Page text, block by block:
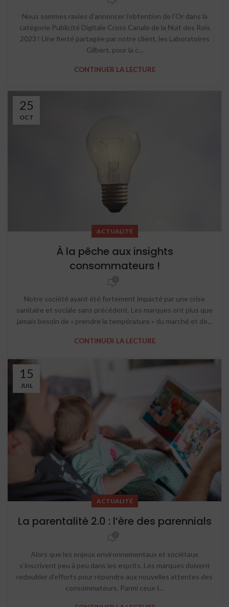
Nous sommes ravies d’annoncer l’obtention de l’Or dans la
catégorie Publicité Digitale Cross Canale de la Nuit des Rois
2023 ! Une fierté partagée par notre client, les Laboratoires
Gilbert, pour la c...
CONTINUER LA LECTURE
25
OCT
ACTUALITÉ
À la pêche aux insights
consommateurs !
Notre société ayant été fortement impacté par une crise
sanitaire et sociale sans précédent. Les marques ont plus que
jamais besoin de « prendre la température » du marché et de...
CONTINUER LA LECTURE
15
JUIL
ACTUALITÉ
La parentalité 2.0 : l’ère des parennials
Alors que les enjeux environnementaux et sociétaux
s’inscrivent peu à peu dans les esprits. Les marques doivent
redoubler d’efforts pour répondre aux nouvelles attentes des
consommateurs. Parmi ceux-l...